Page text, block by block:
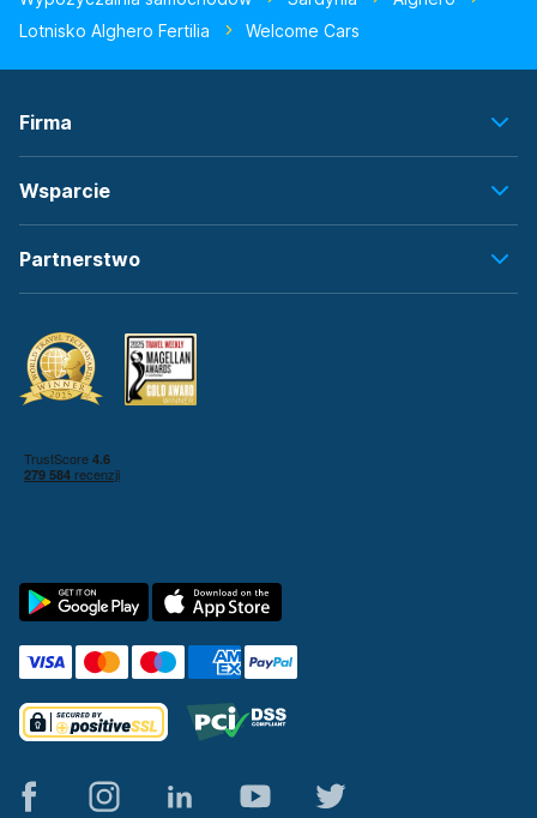
Lotnisko Alghero Fertilia
Welcome Cars
Firma
Wsparcie
Partnerstwo